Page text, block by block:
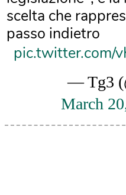
scelta che
passo indietro
pic.twitter.com/
— Tg3
March